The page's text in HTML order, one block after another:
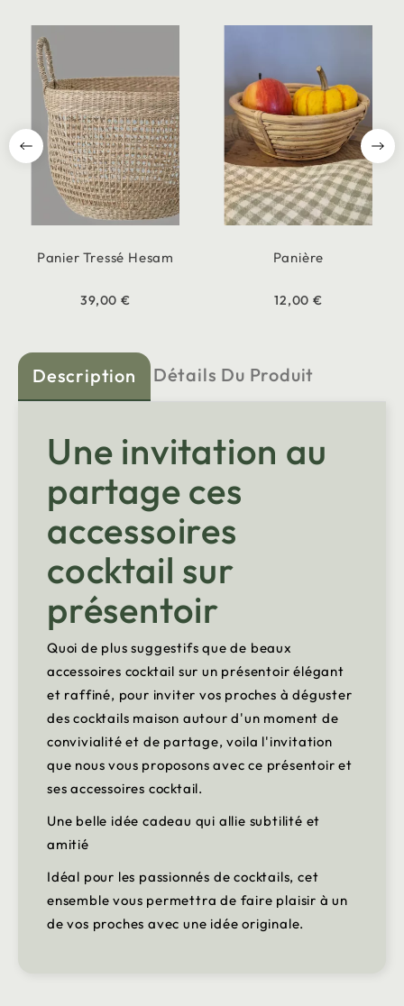
Panier Tressé Hesam
39,00 €
Panière
12,00 €
Description Détails Du Produit
Une invitation au
partage ces
accessoires
cocktail sur
présentoir
Quoi de plus suggestifs que de beaux
accessoires cocktail sur un présentoir élégant
et raffiné, pour inviter vos proches à déguster
des cocktails maison autour d'un moment de
convivialité et de partage, voila l'invitation
que nous vous proposons avec ce présentoir et
ses accessoires cocktail.
Une belle idée cadeau qui allie subtilité et
amitié
Idéal pour les passionnés de cocktails, cet
ensemble vous permettra de faire plaisir à un
de vos proches avec une idée originale.